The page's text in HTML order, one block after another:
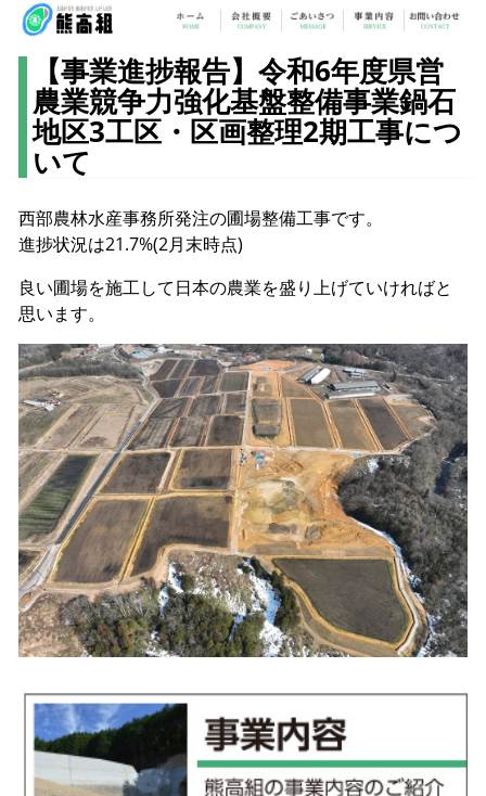
【事業進捗報告】令和6年度県営
農業競争力強化基盤整備事業鍋石
地区3工区・区画整理2期工事につ
いて
西部農林水産事務所発注の圃場整備工事です。
進捗状況は21.7%(2月末時点)
良い圃場を施工して日本の農業を盛り上げていければと
思います。